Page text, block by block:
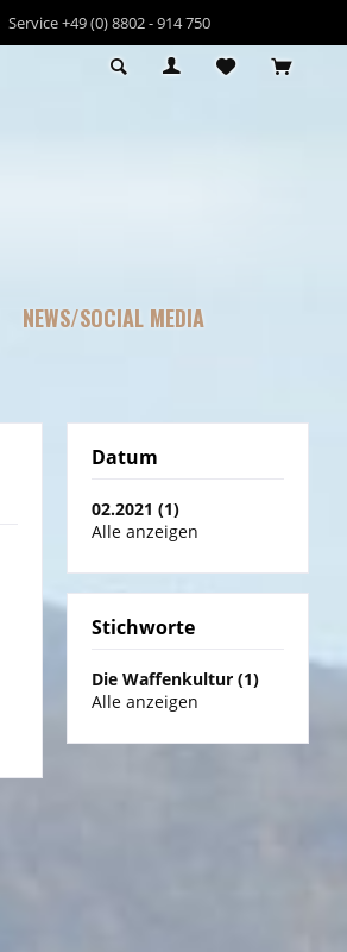
Service +49 (0) 8802 - 914 750
NEWS/SOCIAL MEDIA
Datum
02.2021 (1)
Alle anzeigen
Stichworte
Die Waffenkultur (1)
Alle anzeigen